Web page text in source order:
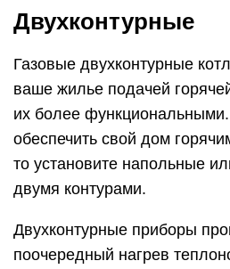
Двухконтурные
Газовые двухконтурные
ваше жилье подачей
их более
обеспечить свой дом
то установите напольные
двумя контурами.
Двухконтурные приборы
поочередный нагрев